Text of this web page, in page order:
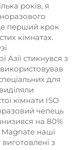
років, я
перший крок
кімнатах.
Азії стикнувся з
для
кімнати ISO
чепець
на 80%
Magnate наші
з